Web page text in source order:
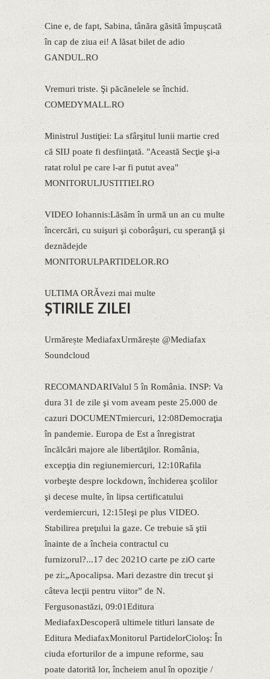
Cine e, de fapt, Sabina, tânăra găsită împușcată
în cap de ziua ei! A lăsat bilet de adio
GANDUL.RO
Vremuri triste. Şi păcănelele se închid.
COMEDYMALL.RO
Ministrul Justiţiei: La sfârşitul lunii martie cred
că SIIJ poate fi desfiinţată. "Această Secţie şi-a
ratat rolul pe care l-ar fi putut avea"
MONITORULJUSTITIEI.RO
VIDEO Iohannis:Lăsăm în urmă un an cu multe
încercări, cu suişuri şi coborâşuri, cu speranţă şi
deznădejde
MONITORULPARTIDELOR.RO
ULTIMA ORǍvezi mai multe
ŞTIRILE ZILEI
Urmărește MediafaxUrmărește @Mediafax
Soundcloud
RECOMANDARIValul 5 în România. INSP: Va
dura 31 de zile şi vom aveam peste 25.000 de
cazuri DOCUMENTmiercuri, 12:08Democraţia
în pandemie. Europa de Est a înregistrat
încălcări majore ale libertăţilor. România,
excepţia din regiunemiercuri, 12:10Rafila
vorbeşte despre lockdown, închiderea şcolilor
şi decese multe, în lipsa certificatului
verdemiercuri, 12:15Ieşi pe plus VIDEO.
Stabilirea preţului la gaze. Ce trebuie să ştii
înainte de a încheia contractul cu
furnizorul?...17 dec 2021O carte pe ziO carte
pe zi:„Apocalipsa. Mari dezastre din trecut şi
câteva lecţii pentru viitor” de N.
Fergusonastăzi, 09:01Editura
MediafaxDescoperă ultimele titluri lansate de
Editura MediafaxMonitorul PartidelorCioloş: În
ciuda eforturilor de a impune reforme, sau
poate datorită lor, încheiem anul în opoziţie /